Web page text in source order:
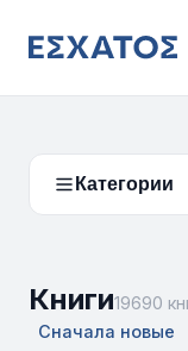
Категории
Книги19690
Сначала новые